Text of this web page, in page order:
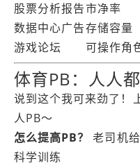
股票分析报告市净率
数据中心广告存储容量
游戏论坛
可操作角
体育PB：人人
说到这个我可来劲了！
人PB～
怎么提高PB？
老司机
科学训练